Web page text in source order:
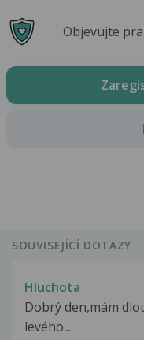
Objevujte
SOUVISEJÍCÍ DOTAZY
Hluchota
Dobrý den,mám
levého...